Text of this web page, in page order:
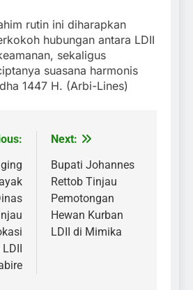
rutin ini diharapkan
hubungan antara LDII
sekaligus
suasana harmonis
1447 H. (Arbi-Lines)
Next:
Bupati Johannes
Rettob Tinjau
Pemotongan
Hewan Kurban
LDII di Mimika